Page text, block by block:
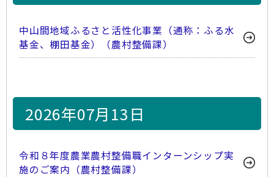
中山間地域ふるさと活性化事業（通称：ふる水
基金、棚田基金）（農村整備課）
2026年07月13日
令和８年度農業農村整備職インターンシップ実
施のご案内（農村整備課）